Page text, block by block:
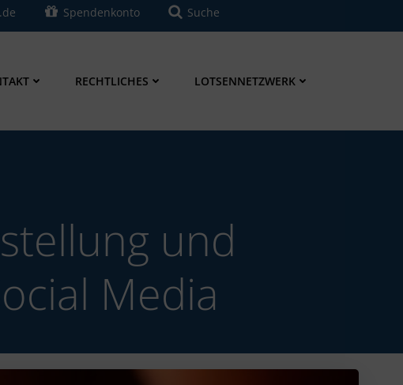
Spendenkonto Suche
RECHTLICHES LOTSENNETZWERK
und
Media